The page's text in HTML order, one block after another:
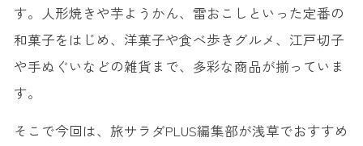
す。人形焼きや芋ようかん、雷おこしといった定番の
和菓子をはじめ、洋菓子や食べ歩きグルメ、江戸切子
や手ぬぐいなどの雑貨まで、多彩な商品が揃っていま
す。
そこで今回は、旅サラダPLUS編集部が浅草でおすすめ